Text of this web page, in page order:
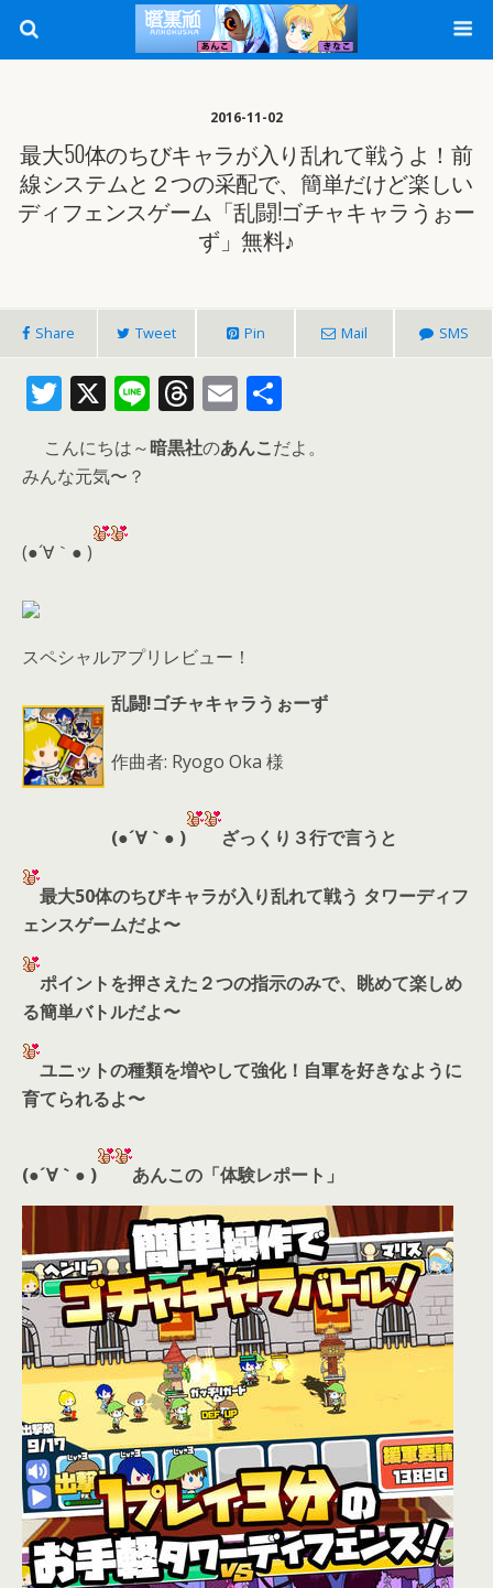
2016-11-02
最大50体のちびキャラが入り乱れて戦うよ！前
線システムと２つの采配で、簡単だけど楽しい
ディフェンスゲーム「乱闘!ゴチャキャラうぉー
ず」無料♪
Share Tweet Pin Mail SMS
T
w
itt
er
X Li
n
e
T
h
re
E
m
ai
有
こんにちは～暗黒社のあんこだよ。
みんな元気〜？
(●´∀｀● )
スペシャルアプリレビュー！
乱闘!ゴチャキャラうぉーず
作曲者: Ryogo Oka 様
(●´∀｀● ) ざっくり３行で言うと
最大50体のちびキャラが入り乱れて戦う タワーディフ
ェンスゲームだよ〜
ポイントを押さえた２つの指示のみで、眺めて楽しめ
る簡単バトルだよ〜
ユニットの種類を増やして強化！自軍を好きなように
育てられるよ〜
(●´∀｀● ) あんこの「体験レポート」